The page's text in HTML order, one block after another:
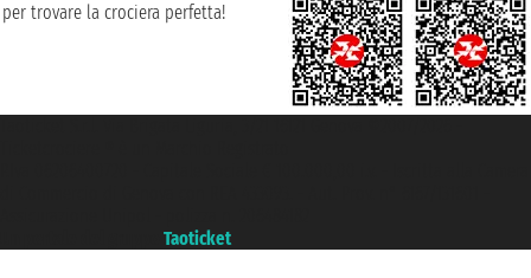
per trovare la crociera perfetta!
Taoticket